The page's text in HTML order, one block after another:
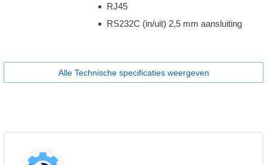
RJ45
RS232C (in/uit) 2,5 mm aansluiting
Alle Technische specificaties weergeven